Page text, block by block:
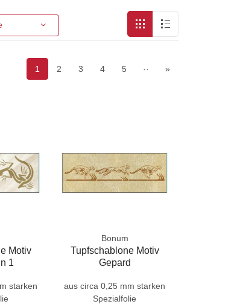
1 2 3 4 5 ·· »
Motiv
1
starken
Bonum
Tupfschablone Motiv
Gepard
aus circa 0,25 mm starken
Spezialfolie